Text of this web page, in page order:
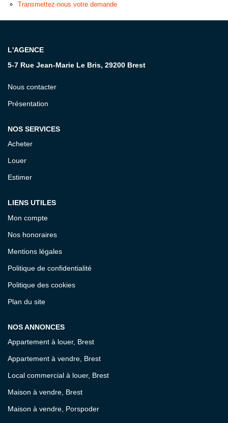
Transmettez-nous votre demande
L'AGENCE
5-7 Rue Jean-Marie Le Bris, 29200 Brest
Nous contacter
Présentation
NOS SERVICES
Acheter
Louer
Estimer
LIENS UTILES
Mon compte
Nos honoraires
Mentions légales
Politique de confidentialité
Politique des cookies
Plan du site
NOS ANNONCES
Appartement à louer, Brest
Appartement à vendre, Brest
Local commercial à louer, Brest
Maison à vendre, Brest
Maison à vendre, Porspoder